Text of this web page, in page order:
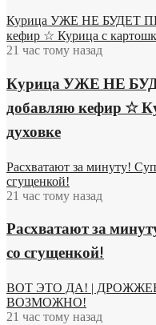
Курица УЖЕ НЕ БУДЕТ
кефир ☆ Курица с
21 час тому назад
Курица УЖЕ НЕ
добавляю кефир ☆
духовке
Расхватают за минуту!
сгущенкой!
21 час тому назад
Расхватают за
со сгущенкой!
ВОТ ЭТО ДА! |
ВОЗМОЖНО!
21 час тому назад